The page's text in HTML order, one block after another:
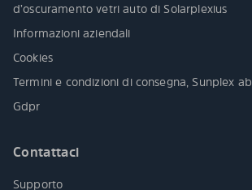
d’oscuramento vetri auto di Solarplexius
Informazioni aziendali
Cookies
Termini e condizioni di consegna, Sunplex ab
Gdpr
Contattaci
Supporto